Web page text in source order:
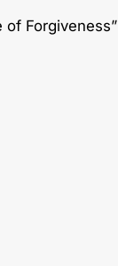
of Forgiveness”